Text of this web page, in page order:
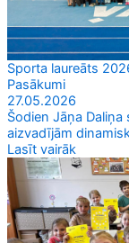
Sporta laureāts
Pasākumi
27.05.2026
Šodien Jāņa
aizvadījām
Lasīt vairāk